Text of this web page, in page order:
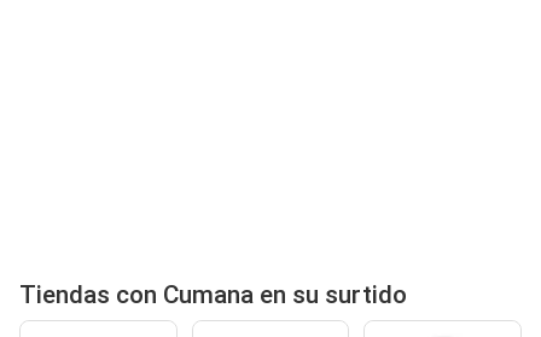
Tiendas con Cumana en su surtido